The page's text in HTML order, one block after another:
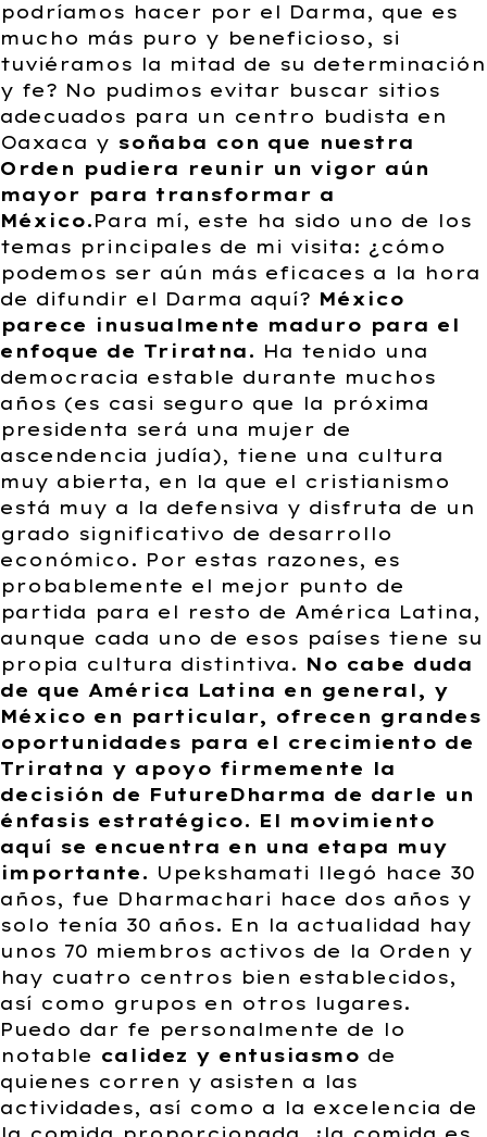
podríamos hacer por el Darma, que es
mucho más puro y beneficioso, si
tuviéramos la mitad de su determinación
y fe? No pudimos evitar buscar sitios
adecuados para un centro budista en
Oaxaca y soñaba con que nuestra
Orden pudiera reunir un vigor aún
mayor para transformar a
México. Para mí, este ha sido uno de los
temas principales de mi visita: ¿cómo
podemos ser aún más eficaces a la hora
de difundir el Darma aquí? México
parece inusualmente maduro para el
enfoque de Triratna. Ha tenido una
democracia estable durante muchos
años (es casi seguro que la próxima
presidenta será una mujer de
ascendencia judía), tiene una cultura
muy abierta, en la que el cristianismo
está muy a la defensiva y disfruta de un
grado significativo de desarrollo
económico. Por estas razones, es
probablemente el mejor punto de
partida para el resto de América Latina,
aunque cada uno de esos países tiene su
propia cultura distintiva. No cabe duda
de que América Latina en general, y
México en particular, ofrecen grandes
oportunidades para el crecimiento de
Triratna y apoyo firmemente la
decisión de FutureDharma de darle un
énfasis estratégico. El movimiento
aquí se encuentra en una etapa muy
importante. Upekshamati llegó hace 30
años, fue Dharmachari hace dos años y
solo tenía 30 años. En la actualidad hay
unos 70 miembros activos de la Orden y
hay cuatro centros bien establecidos,
así como grupos en otros lugares.
Puedo dar fe personalmente de lo
notable calidez y entusiasmo de
quienes corren y asisten a las
actividades, así como a la excelencia de